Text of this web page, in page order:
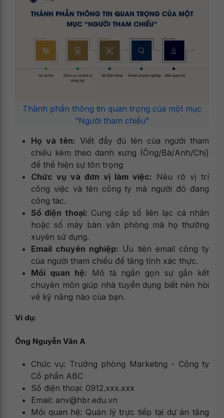
Thành phần thông tin quan trọng của một mục
“Người tham chiếu”
Họ và tên: Viết đầy đủ tên của người tham
chiếu kèm theo danh xưng (Ông/Bà/Anh/Chị)
để thể hiện sự tôn trọng
Chức vụ và đơn vị làm việc: Nêu rõ vị trí
công việc và tên công ty mà người đó đang
công tác.
Số điện thoại: Cung cấp số liên lạc cá nhân
hoặc số máy bàn văn phòng mà họ thường
xuyên sử dụng.
Email chuyên nghiệp: Ưu tiên email công ty
của người tham chiếu để tăng tính xác thực.
Mối quan hệ: Mô tả ngắn gọn sự gắn kết
chuyên môn giúp nhà tuyển dụng biết nên hỏi
về kỹ năng nào của bạn.
Ví dụ:
Ông Nguyễn Văn A
Chức vụ: Trưởng phòng Marketing - Công ty
Cổ phần ABC
Số điện thoại: 0912.xxx.xxx
Email: anv@hbr.edu.vn
Mối quan hệ: Quản lý trực tiếp tại dự án tăng